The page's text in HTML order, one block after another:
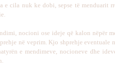
e cila nuk ke dobi, sepse të menduarit
nocioni ose ideje që kalon nëpër
në veprim. Kjo shprehje eventuale
e mendimeve, nocioneve dhe